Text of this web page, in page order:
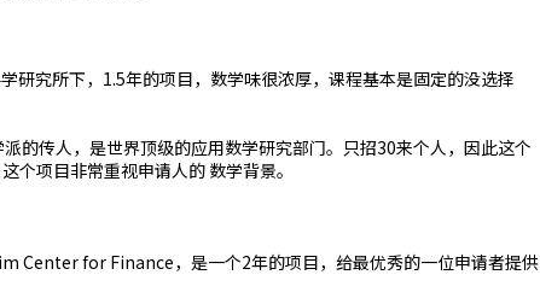
研究所下，1.5年的项目，数学味很浓厚，课程基本是固定的没选择
的传人，是世界顶级的应用数学研究部门。只招30来个人，因此这个
个项目非常重视申请人的 数学背景。
Center for Finance，是一个2年的项目，给最优秀的一位申请者提供